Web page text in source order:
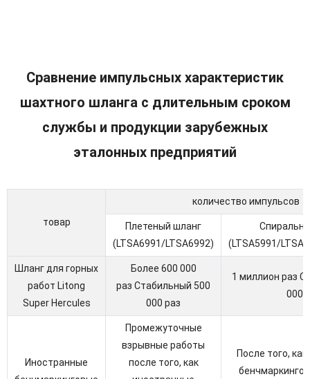
Сравнение импульсных характеристик
шахтного шланга с длительным сроком
службы и продукции зарубежных
эталонных предприятий
товар
количество импульсов
Плетеный шланг
(LTSA6991/LTSA6992)
(LTSA5991/
Шланг для горных
работ Litong
Super Hercules
Более 600 000
раз Стабильный 500
000 раз
1 миллион раз
000
Иностранные
Промежуточные
взрывные работы
после того, как
После того,